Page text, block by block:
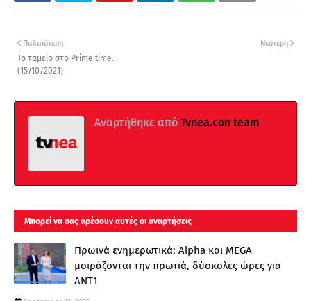
Νεότερη
Παλαιότερη
Το ταμείο στο Prime time...
(15/10/2021)
Αναρτήθηκε από Tvnea.con team
Μπορεί να σας αρέσουν αυτές οι αναρτήσεις
Πρωινά ενημερωτικά: Alpha και MEGA
μοιράζονται την πρωτιά, δύσκολες ώρες για
ΑΝΤ1